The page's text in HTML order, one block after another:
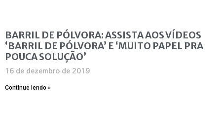
BARRIL DE PÓLVORA: ASSISTA AOS VÍDEOS
‘BARRIL DE PÓLVORA’ E ‘MUITO PAPEL PRA
POUCA SOLUÇÃO’
16 de dezembro de 2019
Continue lendo »